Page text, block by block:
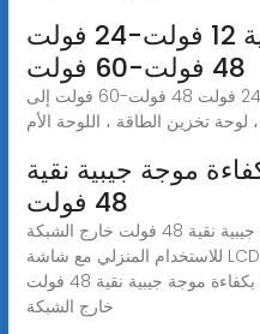
عاكس موجة جيبية نقية 12 فولت-24 فولت
48 فولت-60 فولت
عاكس موجة جيبية نقية 12 فولت-24 فولت 48 فولت-60 فولت إلى
موجة جيبية نقية
48 فولت
محول طاقة شمسية بكفاءة موجة جيبية نقية 48 فولت خارج الشبكة
للاستخدام المنزلي مع شاشة LCD، يمكنك الحصول على مزيد من
التفاصيل حول محول طاقة شمسية بكفاءة موجة جيبية نقية 48 فولت
خارج الشبكة